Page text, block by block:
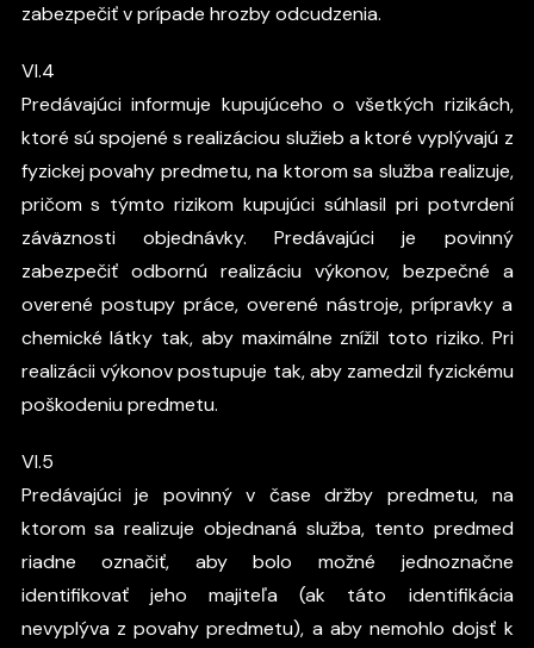
zabezpečiť v prípade hrozby odcudzenia.
VI.4
Predávajúci informuje kupujúceho o všetkých rizikách,
ktoré sú spojené s realizáciou služieb a ktoré vyplývajú z
fyzickej povahy predmetu, na ktorom sa služba realizuje,
pričom s týmto rizikom kupujúci súhlasil pri potvrdení
záväznosti objednávky. Predávajúci je povinný
zabezpečiť odbornú realizáciu výkonov, bezpečné a
overené postupy práce, overené nástroje, prípravky a
chemické látky tak, aby maximálne znížil toto riziko. Pri
realizácii výkonov postupuje tak, aby zamedzil fyzickému
poškodeniu predmetu.
VI.5
Predávajúci je povinný v čase držby predmetu, na
ktorom sa realizuje objednaná služba, tento predmed
riadne označiť, aby bolo možné jednoznačne
identifikovať jeho majiteľa (ak táto identifikácia
nevyplýva z povahy predmetu), a aby nemohlo dojsť k